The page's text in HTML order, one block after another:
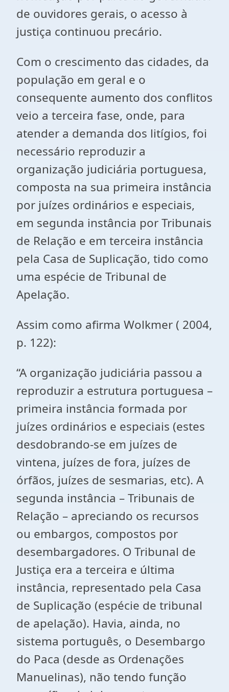
de ouvidores gerais, o acesso à
justiça continuou precário.
Com o crescimento das cidades, da
população em geral e o
consequente aumento dos conflitos
veio a terceira fase, onde, para
atender a demanda dos litígios, foi
necessário reproduzir a
organização judiciária portuguesa,
composta na sua primeira instância
por juízes ordinários e especiais,
em segunda instância por Tribunais
de Relação e em terceira instância
pela Casa de Suplicação, tido como
uma espécie de Tribunal de
Apelação.
Assim como afirma Wolkmer ( 2004,
p. 122):
“A organização judiciária passou a
reproduzir a estrutura portuguesa –
primeira instância formada por
juízes ordinários e especiais (estes
desdobrando-se em juízes de
vintena, juízes de fora, juízes de
órfãos, juízes de sesmarias, etc). A
segunda instância – Tribunais de
Relação – apreciando os recursos
ou embargos, compostos por
desembargadores. O Tribunal de
Justiça era a terceira e última
instância, representado pela Casa
de Suplicação (espécie de tribunal
de apelação). Havia, ainda, no
sistema português, o Desembargo
do Paca (desde as Ordenações
Manuelinas), não tendo função